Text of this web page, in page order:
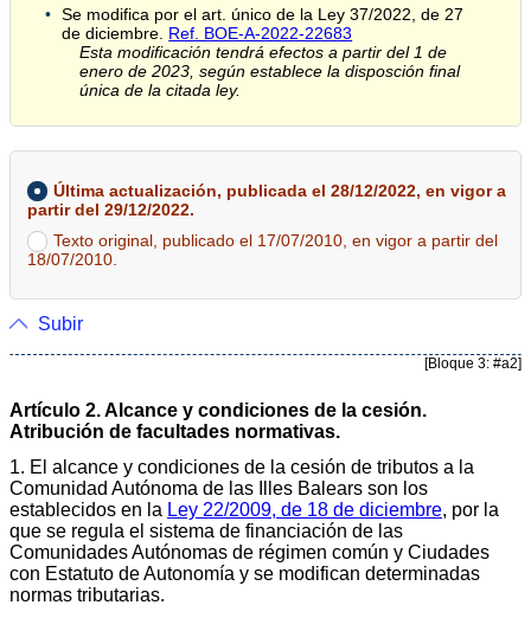
Se modifica por el art. único de la Ley 37/2022, de 27
de diciembre. Ref. BOE-A-2022-22683
Esta modificación tendrá efectos a partir del 1 de
enero de 2023, según establece la disposción final
única de la citada ley.
Última actualización, publicada el 28/12/2022, en vigor a
partir del 29/12/2022.
Texto original, publicado el 17/07/2010, en vigor a partir del
18/07/2010.
Subir
[Bloque 3: #a2]
Artículo 2. Alcance y condiciones de la cesión.
Atribución de facultades normativas.
1. El alcance y condiciones de la cesión de tributos a la
Comunidad Autónoma de las Illes Balears son los
establecidos en la Ley 22/2009, de 18 de diciembre, por la
que se regula el sistema de financiación de las
Comunidades Autónomas de régimen común y Ciudades
con Estatuto de Autonomía y se modifican determinadas
normas tributarias.